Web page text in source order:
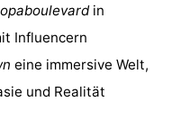
in
Influencern
eine immersive Welt,
und Realität